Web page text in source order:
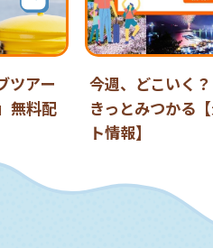
ツアー
無料配
今週、どこいく
きっとみつかる
ト情報】